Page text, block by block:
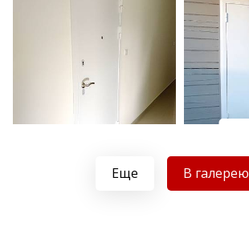
Хочу такуюЕще В галерею